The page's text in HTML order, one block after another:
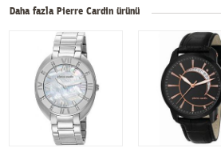
Daha fazla Pierre Cardin ürünü